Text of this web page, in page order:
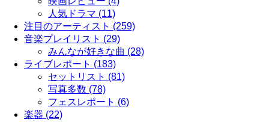
人気ドラマ (11)
注目のアーティスト (259)
音楽プレイリスト (29)
みんなが好きな曲 (28)
ライブレポート (183)
セットリスト (81)
写真多数 (78)
フェスレポート (6)
楽器 (22)